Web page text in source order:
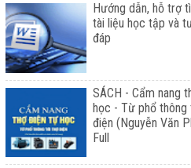
Hướng dẫn, hỗ trợ
tài liệu học tập và
đáp
SÁCH - Cẩm nang
học - Từ phổ thông
điện (Nguyễn Văn
Full